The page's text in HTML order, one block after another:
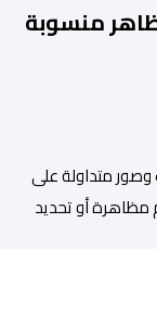
منسوبة
وصور متداولة على
مظاهرة أو تحديد